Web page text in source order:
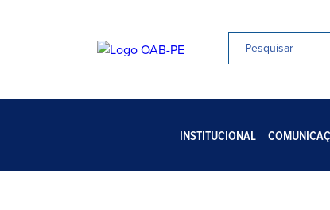
INSTITUCIONAL